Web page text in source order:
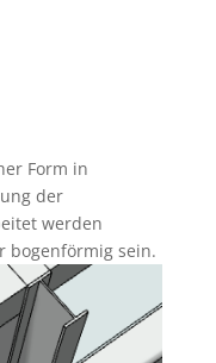
Form in
der
werden
bogenförmig sein.